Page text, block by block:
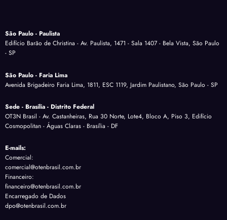
São Paulo - Paulista
Edifício Barão de Christina - Av. Paulista, 1471 - Sala 1407 - Bela Vista, São Paulo
- SP
São Paulo - Faria Lima
Avenida Brigadeiro Faria Lima, 1811, ESC 1119, Jardim Paulistano, São Paulo - SP
Sede - Brasília - Distrito Federal
OT3N Brasil - Av. Castanheiras, Rua 30 Norte, Lote4, Bloco A, Piso 3, Edifício
Cosmopolitan - Águas Claras - Brasília - DF
E-mails:
Comercial:
comercial@otenbrasil.com.br
Financeiro:
financeiro@otenbrasil.com.br
Encarregado de Dados
dpo@otenbrasil.com.br